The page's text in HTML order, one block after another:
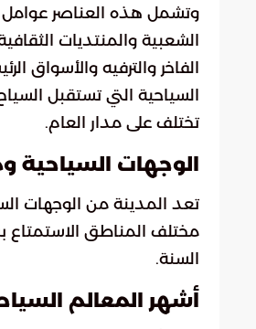
وتشمل هذه العناصر عوامل
الشعبية والمنتديات
الفاخر والترفيه والأسواق
السياحية التي تستقبل
تختلف على مدار العام.
الوجهات السياحية
تعد المدينة من الوجهات
مختلف المناطق الاستمتاع
السنة.
أشهر المعالم